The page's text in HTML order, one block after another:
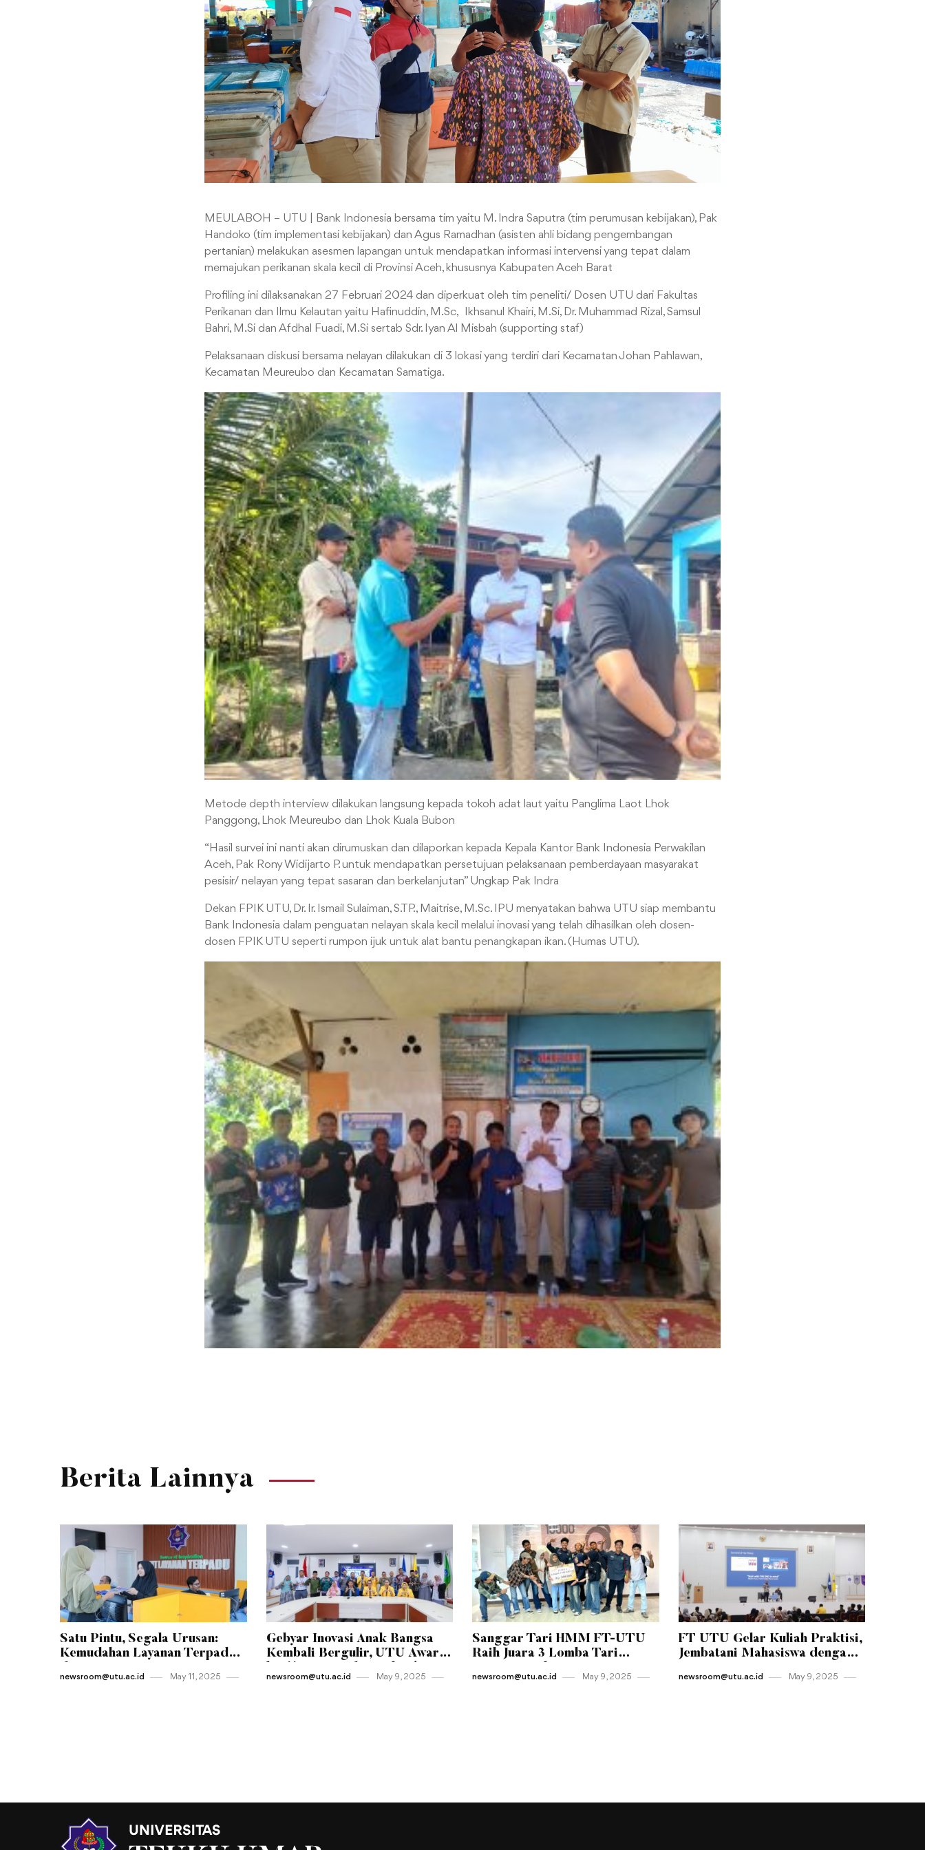
MEULABOH – UTU | Bank Indonesia bersama tim yaitu M. Indra Saputra (tim perumusan kebijakan), Pak
Handoko (tim implementasi kebijakan) dan Agus Ramadhan (asisten ahli bidang pengembangan
pertanian) melakukan asesmen lapangan untuk mendapatkan informasi intervensi yang tepat dalam
memajukan perikanan skala kecil di Provinsi Aceh, khususnya Kabupaten Aceh Barat
Profiling ini dilaksanakan 27 Februari 2024 dan diperkuat oleh tim peneliti/ Dosen UTU dari Fakultas
Perikanan dan Ilmu Kelautan yaitu Hafinuddin, M.Sc, Ikhsanul Khairi, M.Si, Dr. Muhammad Rizal, Samsul
Bahri, M.Si dan Afdhal Fuadi, M.Si sertab Sdr. Iyan Al Misbah (supporting staf)
Pelaksanaan diskusi bersama nelayan dilakukan di 3 lokasi yang terdiri dari Kecamatan Johan Pahlawan,
Kecamatan Meureubo dan Kecamatan Samatiga.
Metode depth interview dilakukan langsung kepada tokoh adat laut yaitu Panglima Laot Lhok
Panggong, Lhok Meureubo dan Lhok Kuala Bubon
“Hasil survei ini nanti akan dirumuskan dan dilaporkan kepada Kepala Kantor Bank Indonesia Perwakilan
Aceh, Pak Rony Widijarto P. untuk mendapatkan persetujuan pelaksanaan pemberdayaan masyarakat
pesisir/ nelayan yang tepat sasaran dan berkelanjutan” Ungkap Pak Indra
Dekan FPIK UTU, Dr. Ir. Ismail Sulaiman, S.TP., Maitrise, M.Sc. IPU menyatakan bahwa UTU siap membantu
Bank Indonesia dalam penguatan nelayan skala kecil melalui inovasi yang telah dihasilkan oleh dosen-
dosen FPIK UTU seperti rumpon ijuk untuk alat bantu penangkapan ikan. (Humas UTU).
Berita Lainnya
Satu Pintu, Segala Urusan:
Kemudahan Layanan Terpadu
newsroom@utu.ac.id May 11 , 2025
Gebyar Inovasi Anak Bangsa
Kembali Bergulir, UTU Awards
newsroom@utu.ac.id May 9 , 2025
Sanggar Tari HMM FT-UTU
Raih Juara 3 Lomba Tari
newsroom@utu.ac.id May 9 , 2025
FT UTU Gelar Kuliah Praktisi,
Jembatani Mahasiswa dengan
newsroom@utu.ac.id May 9 , 2025